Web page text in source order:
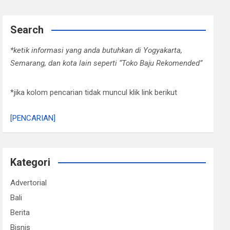
Search
*ketik informasi yang anda butuhkan di Yogyakarta,
Semarang, dan kota lain seperti “Toko Baju Rekomended”
*jika kolom pencarian tidak muncul klik link berikut
[PENCARIAN]
Kategori
Advertorial
Bali
Berita
Bisnis